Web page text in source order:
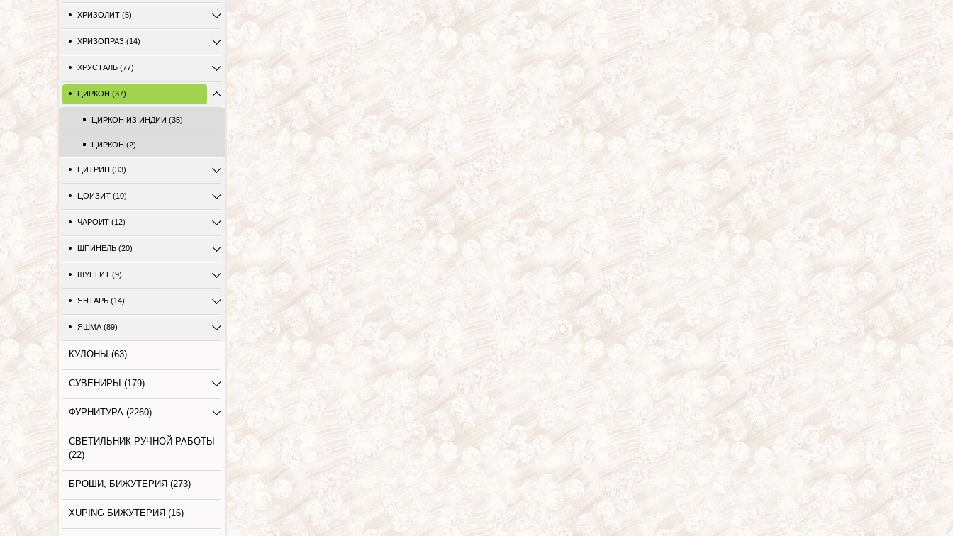
ХРИЗОЛИТ (5)
ХРИЗОПРАЗ (14)
ХРУСТАЛЬ (77)
ЦИРКОН (37)
ЦИРКОН ИЗ ИНДИИ (35)
ЦИРКОН (2)
ЦИТРИН (33)
ЦОИЗИТ (10)
ЧАРОИТ (12)
ШПИНЕЛЬ (20)
ШУНГИТ (9)
ЯНТАРЬ (14)
ЯШМА (89)
КУЛОНЫ (63)
СУВЕНИРЫ (179)
ФУРНИТУРА (2260)
СВЕТИЛЬНИК РУЧНОЙ РАБОТЫ
(22)
БРОШИ, БИЖУТЕРИЯ (273)
XUPING БИЖУТЕРИЯ (16)